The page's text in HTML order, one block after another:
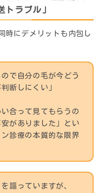
トラブル」
時にデメリットも内包し
で自分の毛が今どう
断しにくい」
い合って見てもらうの
がありました」とい
診療の本質的な限界
謳っていますが、